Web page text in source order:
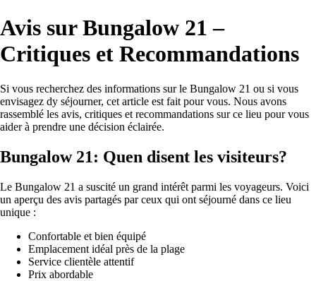
Avis sur Bungalow 21 –
Critiques et Recommandations
Si vous recherchez des informations sur le Bungalow 21 ou si vous
envisagez dy séjourner, cet article est fait pour vous. Nous avons
rassemblé les avis, critiques et recommandations sur ce lieu pour vous
aider à prendre une décision éclairée.
Bungalow 21: Quen disent les visiteurs?
Le Bungalow 21 a suscité un grand intérêt parmi les voyageurs. Voici
un aperçu des avis partagés par ceux qui ont séjourné dans ce lieu
unique :
Confortable et bien équipé
Emplacement idéal près de la plage
Service clientèle attentif
Prix abordable